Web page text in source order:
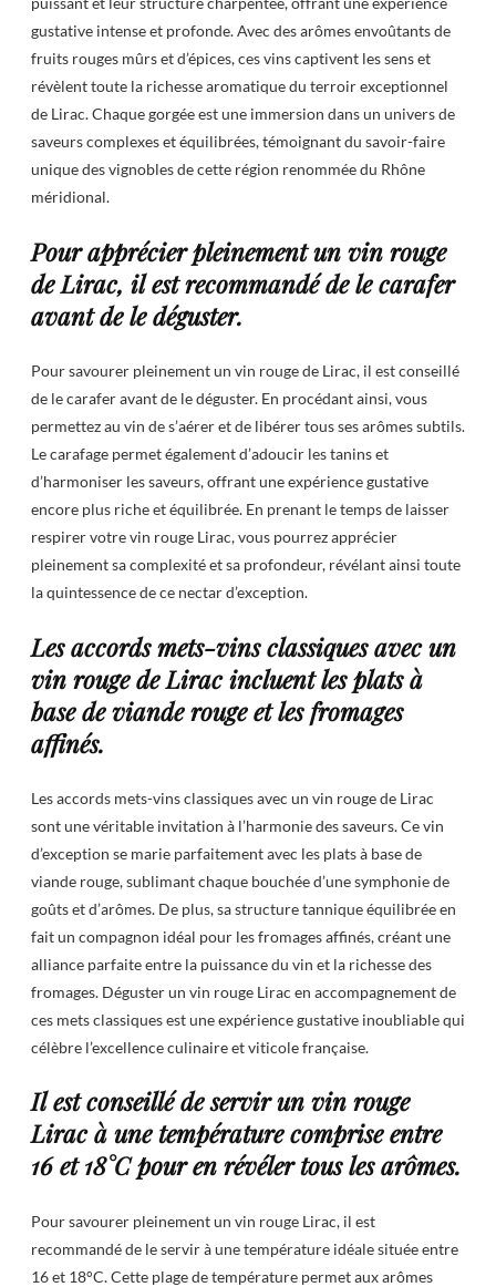
gustative intense et profonde. Avec des arômes envoûtants de
fruits rouges mûrs et d’épices, ces vins captivent les sens et
révèlent toute la richesse aromatique du terroir exceptionnel
de Lirac. Chaque gorgée est une immersion dans un univers de
saveurs complexes et équilibrées, témoignant du savoir-faire
unique des vignobles de cette région renommée du Rhône
méridional.
Pour apprécier pleinement un vin rouge
de Lirac, il est recommandé de le carafer
avant de le déguster.
Pour savourer pleinement un vin rouge de Lirac, il est conseillé
de le carafer avant de le déguster. En procédant ainsi, vous
permettez au vin de s’aérer et de libérer tous ses arômes subtils.
Le carafage permet également d’adoucir les tanins et
d’harmoniser les saveurs, offrant une expérience gustative
encore plus riche et équilibrée. En prenant le temps de laisser
respirer votre vin rouge Lirac, vous pourrez apprécier
pleinement sa complexité et sa profondeur, révélant ainsi toute
la quintessence de ce nectar d’exception.
Les accords mets-vins classiques avec un
vin rouge de Lirac incluent les plats à
base de viande rouge et les fromages
affinés.
Les accords mets-vins classiques avec un vin rouge de Lirac
sont une véritable invitation à l’harmonie des saveurs. Ce vin
d’exception se marie parfaitement avec les plats à base de
viande rouge, sublimant chaque bouchée d’une symphonie de
goûts et d’arômes. De plus, sa structure tannique équilibrée en
fait un compagnon idéal pour les fromages affinés, créant une
alliance parfaite entre la puissance du vin et la richesse des
fromages. Déguster un vin rouge Lirac en accompagnement de
ces mets classiques est une expérience gustative inoubliable qui
célèbre l’excellence culinaire et viticole française.
Il est conseillé de servir un vin rouge
Lirac à une température comprise entre
16 et 18°C pour en révéler tous les arômes.
Pour savourer pleinement un vin rouge Lirac, il est
recommandé de le servir à une température idéale située entre
16 et 18°C. Cette plage de température permet aux arômes